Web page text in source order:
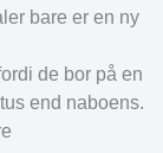
bare er en ny
de bor på en
end naboens.